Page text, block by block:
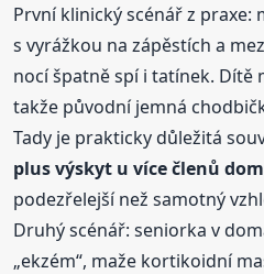
První klinický scénář z praxe:
s vyrážkou na zápěstích a
nocí špatně spí i tatínek. Dítě
takže původní jemná
Tady je prakticky důležitá
plus výskyt u více členů
podezřelejší než samotný
Druhý scénář: seniorka v
„ekzém“, maže kortikoidní